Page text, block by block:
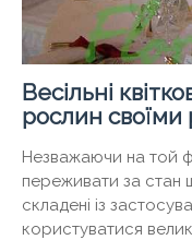
Весільні
рослин своїми
Незважаючи на той
переживати за стан
складені із
користуватися